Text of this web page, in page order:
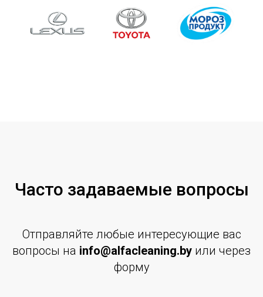
Часто задаваемые вопросы
Отправляйте любые интересующие вас
вопросы на info@alfacleaning.by или через
форму